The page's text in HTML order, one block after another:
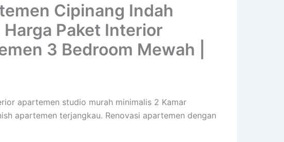
Cipinang Indah
Paket Interior
3 Bedroom Mewah |
apartemen studio murah minimalis 2 Kamar
apartemen terjangkau. Renovasi apartemen dengan